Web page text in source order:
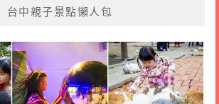
台中親子景點懶人包